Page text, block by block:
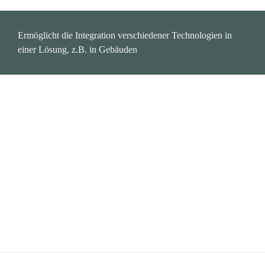
Ermöglicht die Integration verschiedener Technologien in
einer Lösung, z.B. in Gebäuden